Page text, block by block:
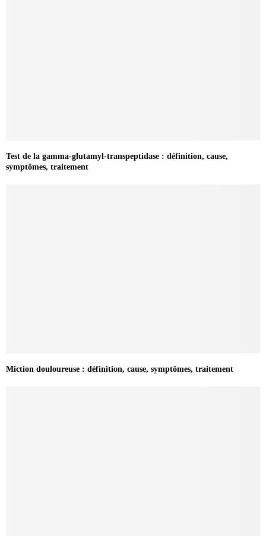
Test de la gamma-glutamyl-transpeptidase : définition, cause,
symptômes, traitement
Miction douloureuse : définition, cause, symptômes, traitement